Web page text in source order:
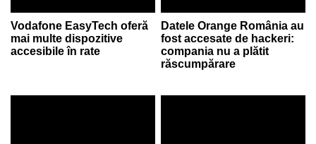
Vodafone EasyTech oferă
mai multe dispozitive
accesibile în rate
Datele Orange România au
fost accesate de hackeri:
compania nu a plătit
răscumpărare